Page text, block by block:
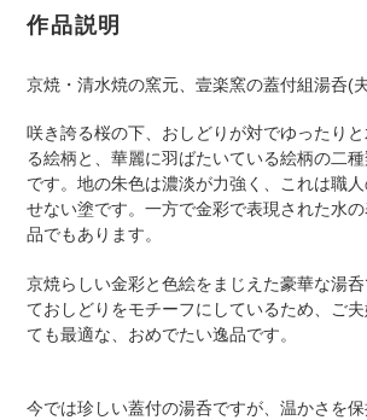
product
to
cart
作品説明
京焼・清水焼の窯元、壹楽窯の蓋付組湯呑(
咲き誇る桜の下、おしどりが対でゆったり
る絵柄と、華麗に羽ばたいている絵柄の二
です。地の朱色は濃淡が力強く、これは職
せない塗です。一方で金彩で表現された水
品でもあります。
京焼らしい金彩と色絵をまじえた豪華な湯
ておしどりをモチーフにしているため、ご
ても最適な、おめでたい逸品です。
今では珍しい蓋付の湯呑ですが、温かさを